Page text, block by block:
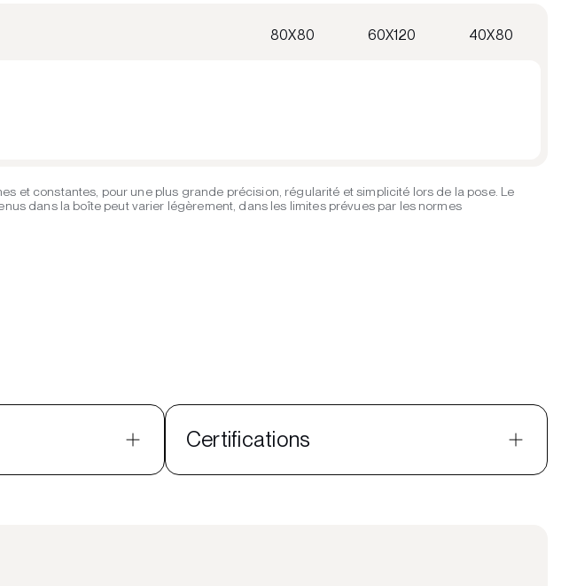
80X80 60X120 40X80
et constantes, pour une plus grande précision, régularité et simplicité lors de la pose. Le
dans la boîte peut varier légèrement, dans les limites prévues par les normes
Certifications